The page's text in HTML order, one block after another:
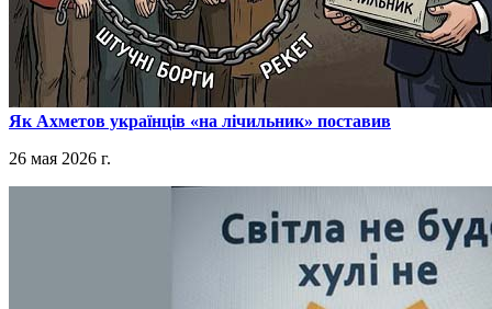
​Як Ахметов українців «на лічильник» поставив
26 мая 2026 г.